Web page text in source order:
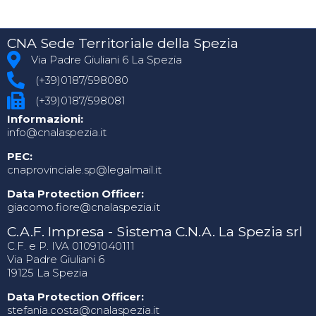
CNA Sede Territoriale della Spezia
Via Padre Giuliani 6 La Spezia
(+39)0187/598080
(+39)0187/598081
Informazioni:
info@cnalaspezia.it
PEC:
cnaprovinciale.sp@legalmail.it
Data Protection Officer:
giacomo.fiore@cnalaspezia.it
C.A.F. Impresa - Sistema C.N.A. La Spezia srl
C.F. e P. IVA 01091040111
Via Padre Giuliani 6
19125 La Spezia
Data Protection Officer:
stefania.costa@cnalaspezia.it